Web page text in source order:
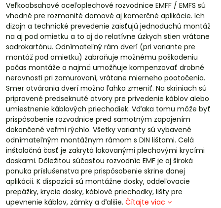
Veľkoobsahové oceľoplechové rozvodnice EMFF / EMFS sú
vhodné pre rozmanité domové aj komerčné aplikácie. Ich
dizajn a technické prevedenie zaisťujú jednoduchú montáž
na aj pod omietku a to aj do relatívne úzkych stien vrátane
sadrokartónu. Odnímateľný rám dverí (pri variante pre
montáž pod omietku) zabraňuje možnému poškodeniu
počas montáže a najmä umožňuje kompenzovať drobné
nerovnosti pri zamurovaní, vrátane mierneho pootočenia.
Smer otvárania dverí možno ľahko zmeniť. Na skriniach sú
pripravené predseknuté otvory pre privedenie káblov alebo
umiestnenie káblových priechodiek. Vďaka tomu môže byť
prispôsobenie rozvodnice pred samotným zapojením
dokončené veľmi rýchlo. Všetky varianty sú vybavené
odnímateľným montážnym rámom s DIN lištami. Celá
inštalačná časť je zakrytá lakovanými plechovými krycími
doskami. Dôležitou súčasťou rozvodníc EMF je aj široká
ponuka príslušenstva pre prispôsobenie skrine danej
aplikácii. K dispozícii sú montážne dosky, oddeľovacie
prepážky, krycie dosky, káblové priechodky, lišty pre
upevnenie káblov, zámky a ďalšie. Čítajte viac